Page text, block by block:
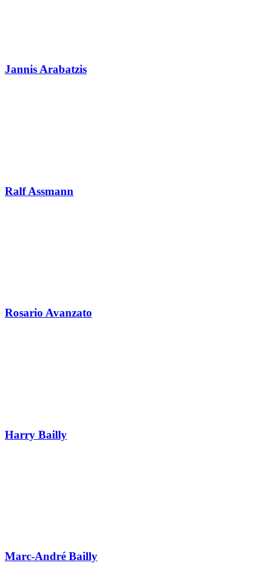
Jannis Arabatzis
Ralf Assmann
Rosario Avanzato
Harry Bailly
Marc-André Bailly